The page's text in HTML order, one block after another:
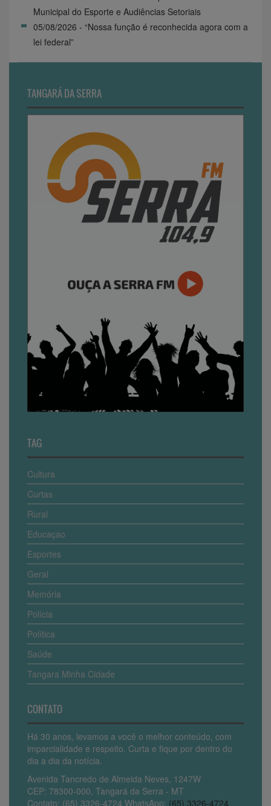
Municipal do Esporte e Audiências Setoriais
05/08/2026 - “Nossa função é reconhecida agora com a
lei federal”
TANGARÁ DA SERRA
TAG
Cultura
Curtas
Rural
Educaçao
Esportes
Geral
Memória
Polícia
Política
Saúde
Tangara Minha Cidade
CONTATO
Há 30 anos, levamos a você o melhor conteúdo, com
imparcialidade e respeito. Curta e fique por dentro do
dia a dia da notícia.
Avenida Tancredo de Almeida Neves, 1247W
CEP: 78300-000, Tangará da Serra - MT
Contato: (65) 3326-4724 WhatsApp: (65) 3326-4724